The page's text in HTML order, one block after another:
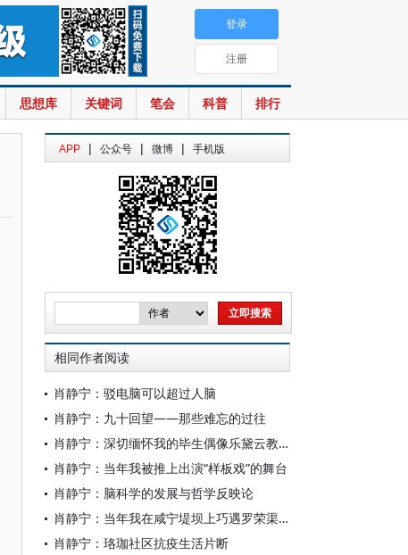
思想库 关键词 笔会 科普 排行
登录
注册
APP | 公众号 | 微博 | 手机版
相同作者阅读
肖静宁：驳电脑可以超过人脑
肖静宁：九十回望——那些难忘的过往
肖静宁：深切缅怀我的毕生偶像乐黛云教授
肖静宁：当年我被推上出演“样板戏”的舞台
肖静宁：脑科学的发展与哲学反映论
肖静宁：当年我在咸宁堤坝上巧遇罗荣渠——纪念著名历史学家罗荣渠先生逝世25周年
肖静宁：珞珈社区抗疫生活片断